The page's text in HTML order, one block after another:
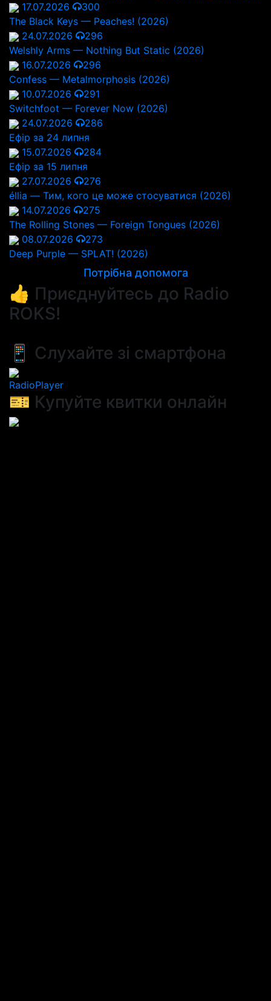
17.07.2026
300
The Black Keys — Peaches! (2026)
24.07.2026
296
Welshly Arms — Nothing But Static (2026)
16.07.2026
296
Confess — Metalmorphosis (2026)
10.07.2026
291
Switchfoot — Forever Now (2026)
24.07.2026
286
Ефір за 24 липня
15.07.2026
284
Ефір за 15 липня
27.07.2026
276
éllia — Тим, кого це може стосуватися (2026)
14.07.2026
275
The Rolling Stones — Foreign Tongues (2026)
08.07.2026
273
Deep Purple — SPLAT! (2026)
Потрібна допомога
👍 Приєднуйтесь до Radio
ROKS!
📱 Слухайте зі смартфона
RadioPlayer
🎫 Купуйте квитки онлайн